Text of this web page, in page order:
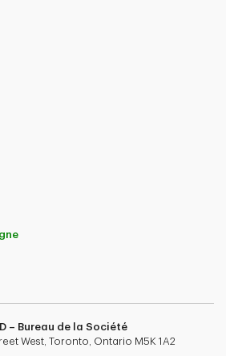
– Bureau de la Société
West, Toronto, Ontario M5K 1A2